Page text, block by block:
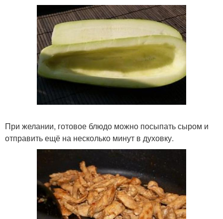
При желании, готовое блюдо можно посыпать сыром и
отправить ещё на несколько минут в духовку.